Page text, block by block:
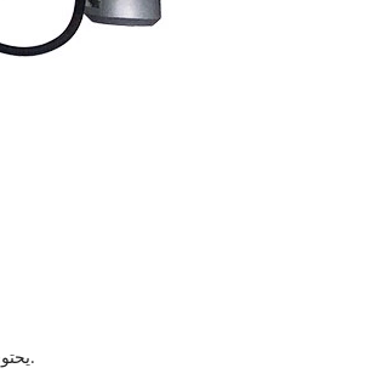
يحتوي خط تعبئة المنظفات على وظيفة فصل الزجاجات تلقائيًا ، والتي تسهل تغطية القارورة وتتمتع بأداء مستقر.